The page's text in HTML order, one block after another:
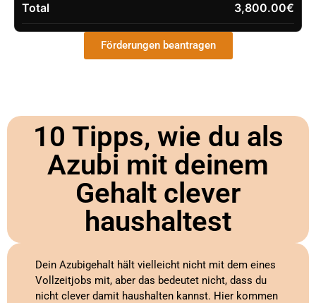
Total
3,800.00€
Förderungen beantragen
10 Tipps, wie du als
Azubi mit deinem
Gehalt clever
haushaltest
Dein Azubigehalt hält vielleicht nicht mit dem eines
Vollzeitjobs mit, aber das bedeutet nicht, dass du
nicht clever damit haushalten kannst. Hier kommen